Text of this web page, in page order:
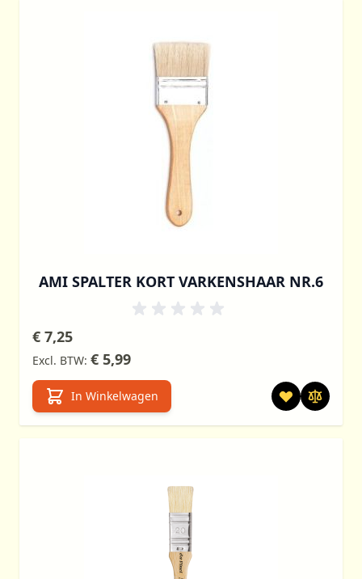
AMI SPALTER KORT VARKENSHAAR NR.6
€ 7,25
€ 5,99
In Winkelwagen